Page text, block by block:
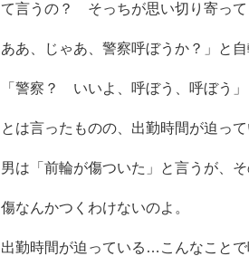
て言うの？ そっちが思い切り寄って
ああ、じゃあ、警察呼ぼうか？」と自
「警察？ いいよ、呼ぼう、呼ぼう
とは言ったものの、出勤時間が迫って
男は「前輪が傷ついた」と言うが、
傷なんかつくわけないのよ。
出勤時間が迫っている…こんなことで